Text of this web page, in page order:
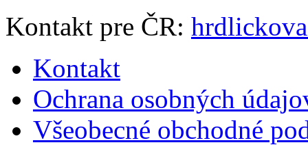
Kontakt pre ČR:
Kontakt
Ochrana osobných
Všeobecné obchodné